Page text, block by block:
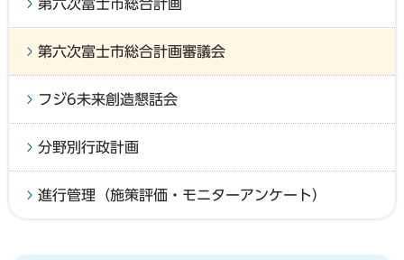
第六次富士市総合計画
第六次富士市総合計画審議会
フジ6未来創造懇話会
分野別行政計画
進行管理（施策評価・モニターアンケート）